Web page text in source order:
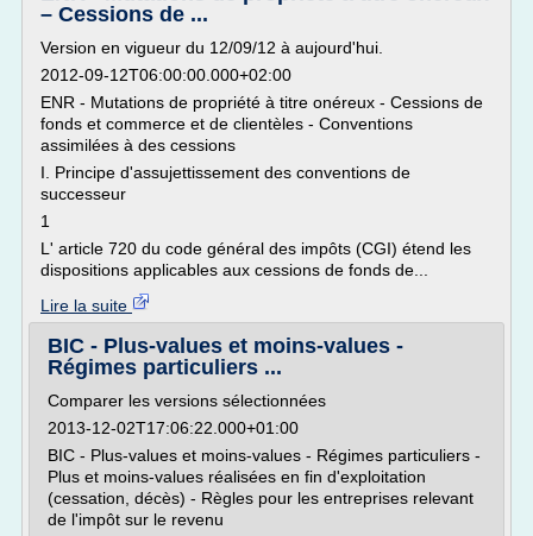
– Cessions de ...
Version en vigueur du 12/09/12 à aujourd'hui.
2012-09-12T06:00:00.000+02:00
ENR - Mutations de propriété à titre onéreux - Cessions de
fonds et commerce et de clientèles - Conventions
assimilées à des cessions
I. Principe d'assujettissement des conventions de
successeur
1
L' article 720 du code général des impôts (CGI) étend les
dispositions applicables aux cessions de fonds de...
Lire la suite
BIC - Plus-values et moins-values -
Régimes particuliers ...
Comparer les versions sélectionnées
2013-12-02T17:06:22.000+01:00
BIC - Plus-values et moins-values - Régimes particuliers -
Plus et moins-values réalisées en fin d'exploitation
(cessation, décès) - Règles pour les entreprises relevant
de l'impôt sur le revenu